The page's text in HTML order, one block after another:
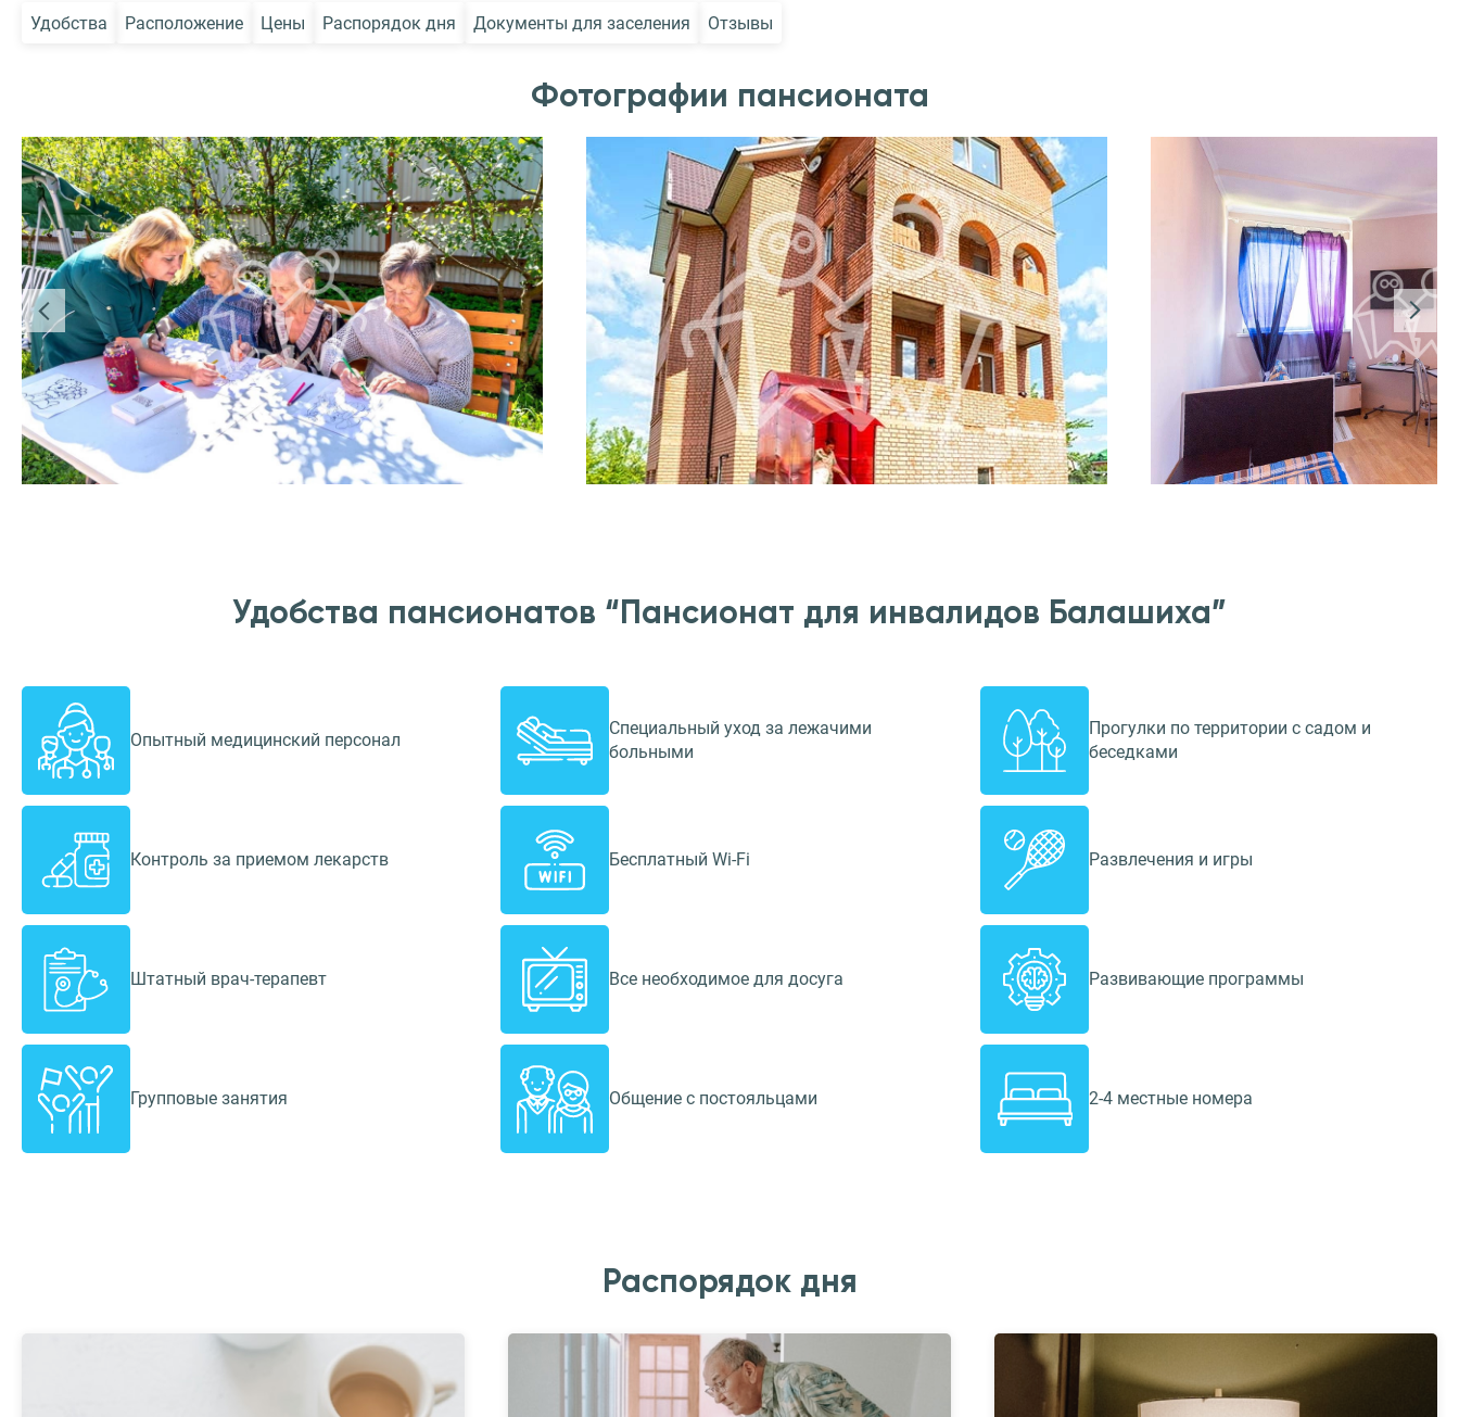
Удобства Расположение Цены Распорядок дня Документы для заселения Отзывы
Фотографии пансионата
Удобства пансионатов “Пансионат для инвалидов Балашиха”
Опытный медицинский персонал
Специальный уход за лежачими
больными
Прогулки по территории с садом и
беседками
Контроль за приемом лекарств Бесплатный Wi-Fi Развлечения и игры
Штатный врач-терапевт Все необходимое для досуга Развивающие программы
Групповые занятия Общение с постояльцами 2-4 местные номера
Распорядок дня